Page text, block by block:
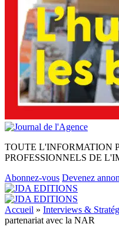
TOUTE L'INFORMATION
PROFESSIONNELS DE
Abonnez-vous Devenez
Accueil » Interviews &
partenariat avec la NAR